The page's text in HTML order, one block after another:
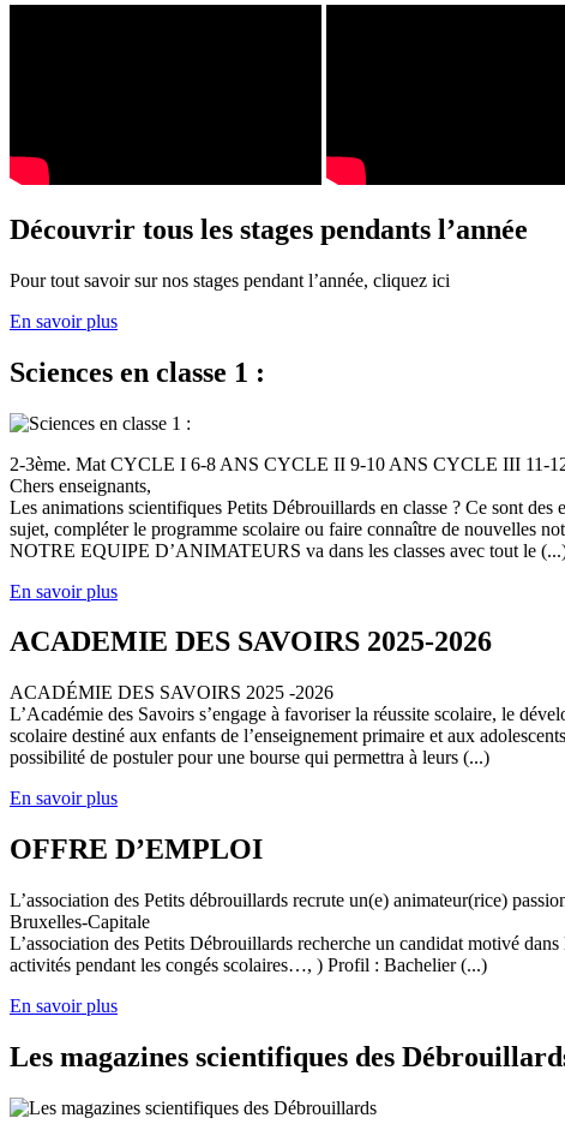
Découvrir tous les stages pendants l’année
Pour tout savoir sur nos stages pendant l’année, cliquez ici
En savoir plus
Sciences en classe 1 :
2-3ème. Mat CYCLE I 6-8 ANS CYCLE II 9-10 ANS CYCLE III 11-
Chers enseignants,
Les animations scientifiques Petits Débrouillards en classe ? Ce sont
sujet, compléter le programme scolaire ou faire connaître de nouvelles
NOTRE EQUIPE D’ANIMATEURS va dans les classes avec tout le
En savoir plus
ACADEMIE DES SAVOIRS 2025-2026
ACADÉMIE DES SAVOIRS 2025 -2026
L’Académie des Savoirs s’engage à favoriser la réussite scolaire, le
scolaire destiné aux enfants de l’enseignement primaire et aux
possibilité de postuler pour une bourse qui permettra à leurs (...)
En savoir plus
OFFRE D’EMPLOI
L’association des Petits débrouillards recrute un(e) animateur(rice)
Bruxelles-Capitale
L’association des Petits Débrouillards recherche un candidat motivé
activités pendant les congés scolaires…, ) Profil : Bachelier (...)
En savoir plus
Les magazines scientifiques des